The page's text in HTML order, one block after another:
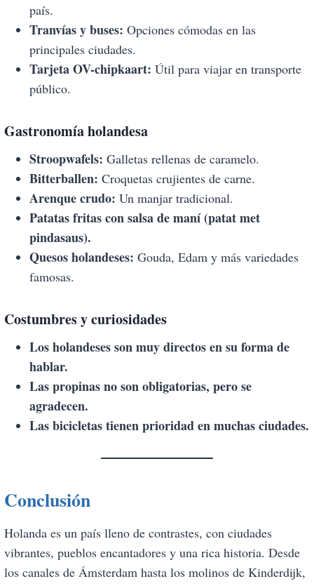
país.
Tranvías y buses: Opciones cómodas en las
principales ciudades.
Tarjeta OV-chipkaart: Útil para viajar en transporte
público.
Gastronomía holandesa
Stroopwafels: Galletas rellenas de caramelo.
Bitterballen: Croquetas crujientes de carne.
Arenque crudo: Un manjar tradicional.
Patatas fritas con salsa de maní (patat met
pindasaus).
Quesos holandeses: Gouda, Edam y más variedades
famosas.
Costumbres y curiosidades
Los holandeses son muy directos en su forma de
hablar.
Las propinas no son obligatorias, pero se
agradecen.
Las bicicletas tienen prioridad en muchas ciudades.
Conclusión
Holanda es un país lleno de contrastes, con ciudades
vibrantes, pueblos encantadores y una rica historia. Desde
los canales de Ámsterdam hasta los molinos de Kinderdijk,